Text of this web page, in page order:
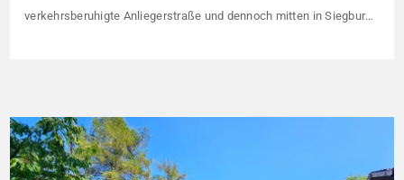
verkehrsberuhigte Anliegerstraße und dennoch mitten in Siegburg
Bungalow steht für eine Wohnform, die […]